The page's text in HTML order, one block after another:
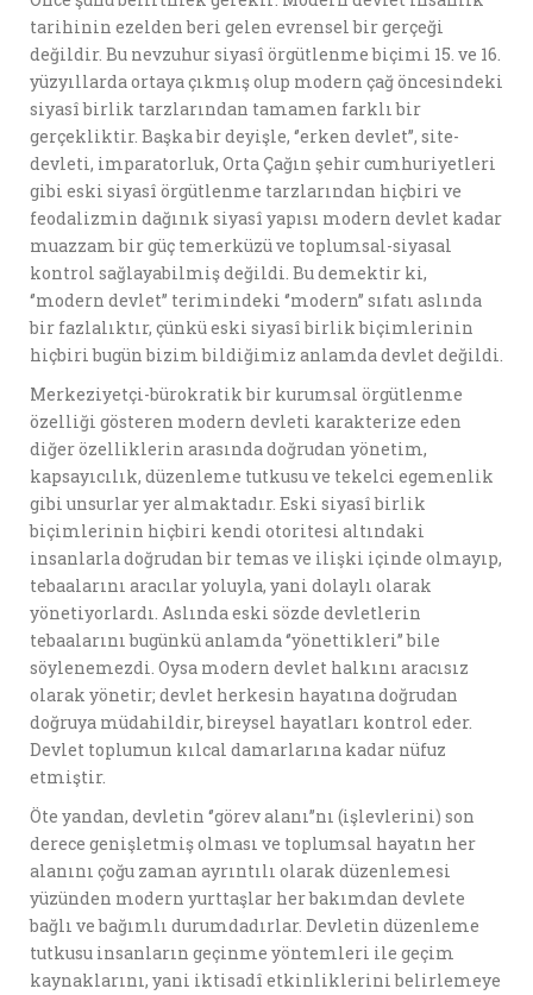
tarihinin ezelden beri gelen evrensel bir gerçeği
değildir. Bu nevzuhur siyasî örgütlenme biçimi 15. ve 16.
yüzyıllarda ortaya çıkmış olup modern çağ öncesindeki
siyasî birlik tarzlarından tamamen farklı bir
gerçekliktir. Başka bir deyişle, ‘’erken devlet’’, site-
devleti, imparatorluk, Orta Çağın şehir cumhuriyetleri
gibi eski siyasî örgütlenme tarzlarından hiçbiri ve
feodalizmin dağınık siyasî yapısı modern devlet kadar
muazzam bir güç temerküzü ve toplumsal-siyasal
kontrol sağlayabilmiş değildi. Bu demektir ki,
‘’modern devlet’’ terimindeki ‘’modern’’ sıfatı aslında
bir fazlalıktır, çünkü eski siyasî birlik biçimlerinin
hiçbiri bugün bizim bildiğimiz anlamda devlet değildi.
Merkeziyetçi-bürokratik bir kurumsal örgütlenme
özelliği gösteren modern devleti karakterize eden
diğer özelliklerin arasında doğrudan yönetim,
kapsayıcılık, düzenleme tutkusu ve tekelci egemenlik
gibi unsurlar yer almaktadır. Eski siyasî birlik
biçimlerinin hiçbiri kendi otoritesi altındaki
insanlarla doğrudan bir temas ve ilişki içinde olmayıp,
tebaalarını aracılar yoluyla, yani dolaylı olarak
yönetiyorlardı. Aslında eski sözde devletlerin
tebaalarını bugünkü anlamda ‘’yönettikleri’’ bile
söylenemezdi. Oysa modern devlet halkını aracısız
olarak yönetir; devlet herkesin hayatına doğrudan
doğruya müdahildir, bireysel hayatları kontrol eder.
Devlet toplumun kılcal damarlarına kadar nüfuz
etmiştir.
Öte yandan, devletin ‘’görev alanı’’nı (işlevlerini) son
derece genişletmiş olması ve toplumsal hayatın her
alanını çoğu zaman ayrıntılı olarak düzenlemesi
yüzünden modern yurttaşlar her bakımdan devlete
bağlı ve bağımlı durumdadırlar. Devletin düzenleme
tutkusu insanların geçinme yöntemleri ile geçim
kaynaklarını, yani iktisadî etkinliklerini belirlemeye